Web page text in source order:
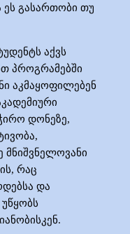
ეს გასართობი თუ
აქვს
პროგრამებში
აკმაყოფილებენ
დონეზე,
რაც
და